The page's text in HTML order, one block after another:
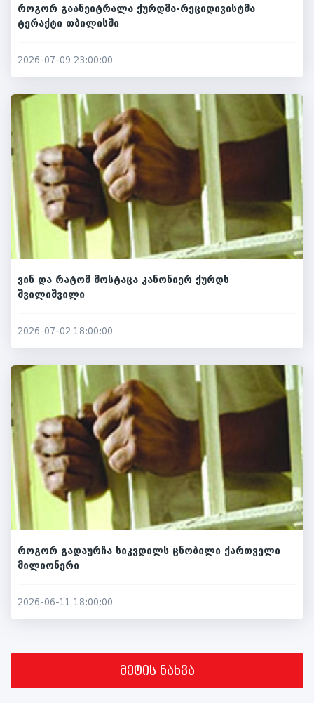
როგორ გაანეიტრალა ქურდმა-რეციდივისტმა
ტერაქტი თბილისში
2026-07-09 23:00:00
ვინ და რატომ მოსტაცა კანონიერ ქურდს
შვილიშვილი
2026-07-02 18:00:00
როგორ გადაურჩა სიკვდილს ცნობილი ქართველი
მილიონერი
2026-06-11 18:00:00
მეტის ნახვა